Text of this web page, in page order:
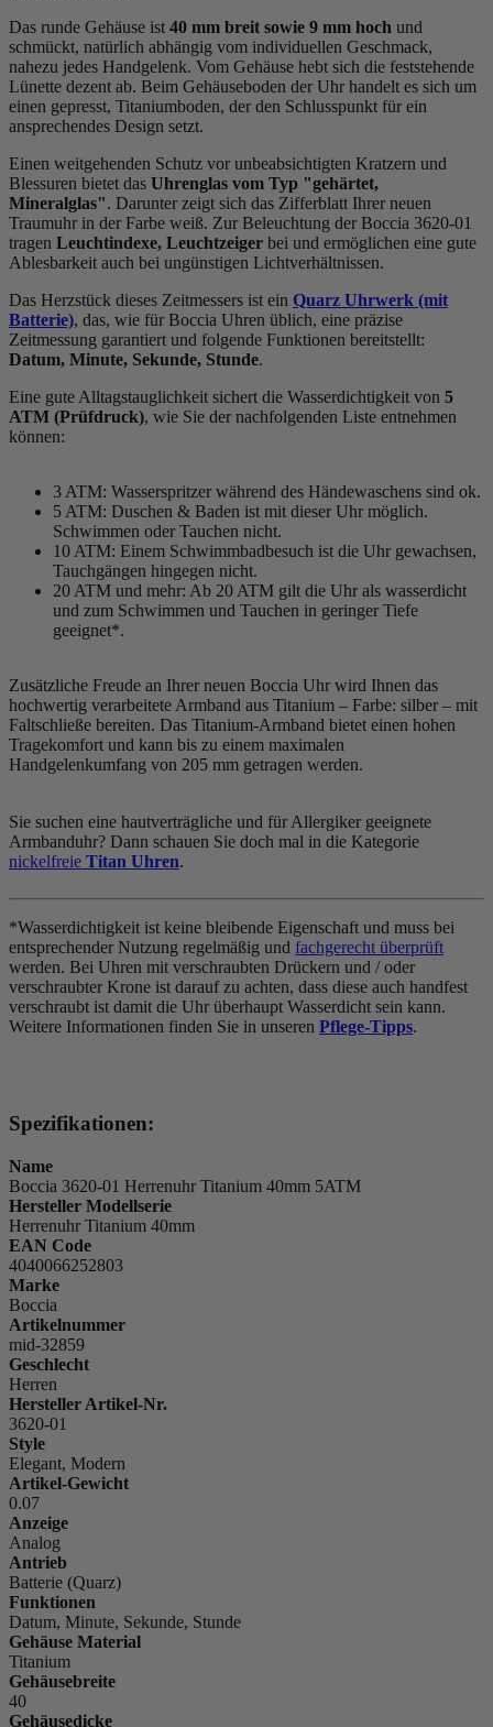
Das runde Gehäuse ist 40 mm breit sowie 9 mm hoch und
schmückt, natürlich abhängig vom individuellen Geschmack,
nahezu jedes Handgelenk. Vom Gehäuse hebt sich die feststehende
Lünette dezent ab. Beim Gehäuseboden der Uhr handelt es sich um
einen gepresst, Titaniumboden, der den Schlusspunkt für ein
ansprechendes Design setzt.
Einen weitgehenden Schutz vor unbeabsichtigten Kratzern und
Blessuren bietet das Uhrenglas vom Typ "gehärtet,
Mineralglas". Darunter zeigt sich das Zifferblatt Ihrer neuen
Traumuhr in der Farbe weiß. Zur Beleuchtung der Boccia 3620-01
tragen Leuchtindexe, Leuchtzeiger bei und ermöglichen eine gute
Ablesbarkeit auch bei ungünstigen Lichtverhältnissen.
Das Herzstück dieses Zeitmessers ist ein Quarz Uhrwerk (mit
Batterie), das, wie für Boccia Uhren üblich, eine präzise
Zeitmessung garantiert und folgende Funktionen bereitstellt:
Datum, Minute, Sekunde, Stunde.
Eine gute Alltagstauglichkeit sichert die Wasserdichtigkeit von 5
ATM (Prüfdruck), wie Sie der nachfolgenden Liste entnehmen
können:
3 ATM: Wasserspritzer während des Händewaschens sind ok.
5 ATM: Duschen & Baden ist mit dieser Uhr möglich.
Schwimmen oder Tauchen nicht.
10 ATM: Einem Schwimmbadbesuch ist die Uhr gewachsen,
Tauchgängen hingegen nicht.
20 ATM und mehr: Ab 20 ATM gilt die Uhr als wasserdicht
und zum Schwimmen und Tauchen in geringer Tiefe
geeignet*.
Zusätzliche Freude an Ihrer neuen Boccia Uhr wird Ihnen das
hochwertig verarbeitete Armband aus Titanium – Farbe: silber – mit
Faltschließe bereiten. Das Titanium-Armband bietet einen hohen
Tragekomfort und kann bis zu einem maximalen
Handgelenkumfang von 205 mm getragen werden.
Sie suchen eine hautverträgliche und für Allergiker geeignete
Armbanduhr? Dann schauen Sie doch mal in die Kategorie
nickelfreie Titan Uhren.
*Wasserdichtigkeit ist keine bleibende Eigenschaft und muss bei
entsprechender Nutzung regelmäßig und fachgerecht überprüft
werden. Bei Uhren mit verschraubten Drückern und / oder
verschraubter Krone ist darauf zu achten, dass diese auch handfest
verschraubt ist damit die Uhr überhaupt Wasserdicht sein kann.
Weitere Informationen finden Sie in unseren Pflege-Tipps.
Spezifikationen:
Name
Boccia 3620-01 Herrenuhr Titanium 40mm 5ATM
Hersteller Modellserie
Herrenuhr Titanium 40mm
EAN Code
4040066252803
Marke
Boccia
Artikelnummer
mid-32859
Geschlecht
Herren
Hersteller Artikel-Nr.
3620-01
Style
Elegant, Modern
Artikel-Gewicht
0.07
Anzeige
Analog
Antrieb
Batterie (Quarz)
Funktionen
Datum, Minute, Sekunde, Stunde
Gehäuse Material
Titanium
Gehäusebreite
40
Gehäusedicke